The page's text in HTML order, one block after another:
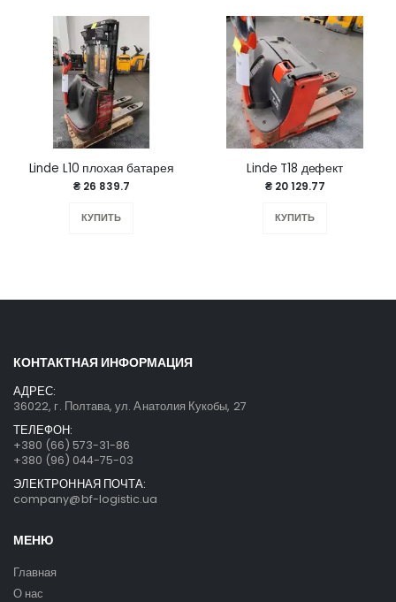
Linde L10 плохая батарея
₴ 26 839.7
КУПИТЬ
Linde T18 дефект
₴ 20 129.77
КУПИТЬ
КОНТАКТНАЯ ИНФОРМАЦИЯ
АДРЕС:
36022, г. Полтава, ул. Анатолия Кукобы, 27
ТЕЛЕФОН:
+380 (66) 573-31-86
+380 (96) 044-75-03
ЭЛЕКТРОННАЯ ПОЧТА:
company@bf-logistic.ua
МЕНЮ
Главная
О нас